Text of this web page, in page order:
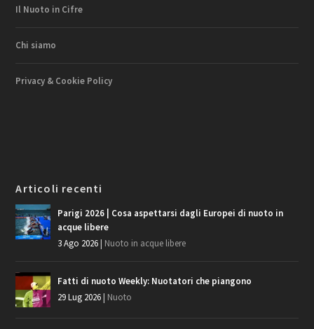
Il Nuoto in Cifre
Chi siamo
Privacy & Cookie Policy
Articoli recenti
Parigi 2026 | Cosa aspettarsi dagli Europei di nuoto in
acque libere
3 Ago 2026 Nuoto in acque libere
Fatti di nuoto Weekly: Nuotatori che piangono
29 Lug 2026 Nuoto